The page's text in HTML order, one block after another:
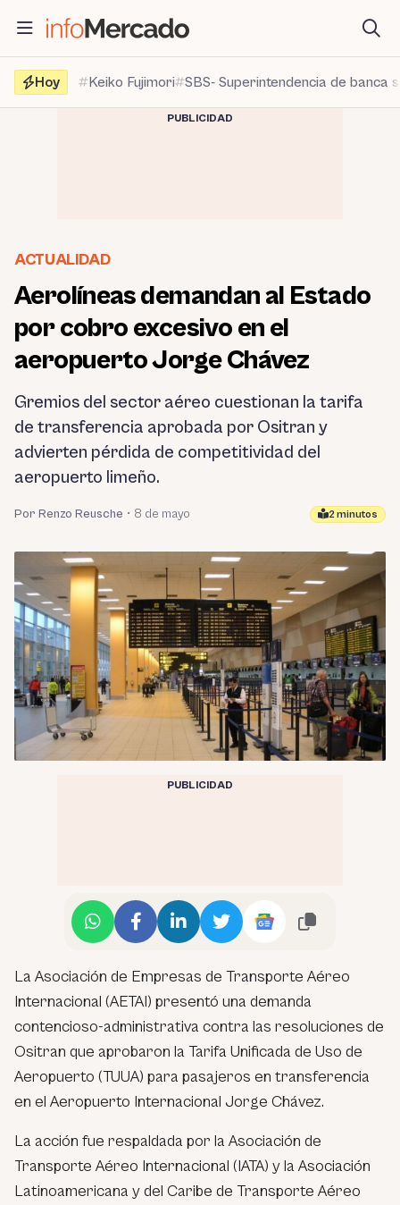
contenido
Hoy
Keiko Fujimori SBS- Superintendencia de banca
PUBLICIDAD
ACTUALIDAD
Aerolíneas demandan al Estado
por cobro excesivo en el
aeropuerto Jorge Chávez
Gremios del sector aéreo cuestionan la tarifa
de transferencia aprobada por Ositran y
advierten pérdida de competitividad del
aeropuerto limeño.
Por Renzo Reusche • 8 de mayo 2 minutos
PUBLICIDAD
La Asociación de Empresas de Transporte Aéreo
Internacional (AETAI) presentó una demanda
contencioso-administrativa contra las resoluciones de
Ositran que aprobaron la Tarifa Unificada de Uso de
Aeropuerto (TUUA) para pasajeros en transferencia
en el Aeropuerto Internacional Jorge Chávez.
La acción fue respaldada por la Asociación de
Transporte Aéreo Internacional (IATA) y la Asociación
Latinoamericana y del Caribe de Transporte Aéreo